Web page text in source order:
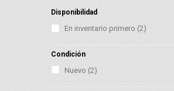
Disponibilidad
En inventario primero (2)
Condición
Nuevo (2)